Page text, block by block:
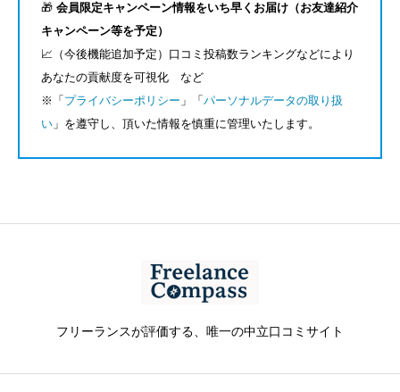
🎁 会員限定キャンペーン情報をいち早くお届け（お友達紹介
キャンペーン等を予定）
📈（今後機能追加予定）口コミ投稿数ランキングなどにより
あなたの貢献度を可視化 など
※「 プライバシーポリシー 」「 パーソナルデータの取り扱
い 」を遵守し、頂いた情報を慎重に管理いたします。
フリーランスが評価する、唯一の中立口コミサイト